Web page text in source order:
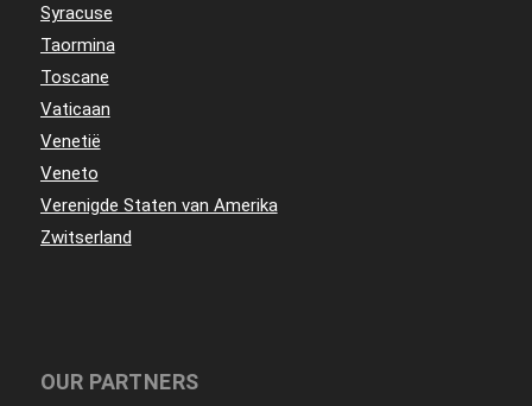
Syracuse
Taormina
Toscane
Vaticaan
Venetië
Veneto
Verenigde Staten van Amerika
Zwitserland
OUR PARTNERS